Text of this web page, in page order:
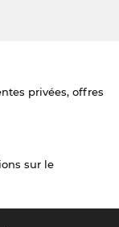
privées, offres
sur le